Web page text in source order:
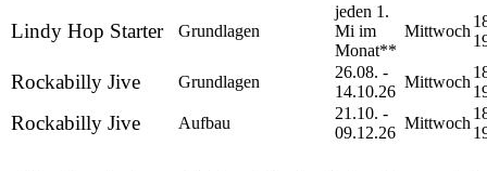
Lindy Hop Starter Grundlagen
jeden 1.
Mi im
Monat**
Mittwoch
Rockabilly Jive Grundlagen
26.08. -
14.10.26
Mittwoch
Rockabilly Jive Aufbau
21.10. -
09.12.26
Mittwoch